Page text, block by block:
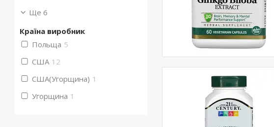
Ще 6
Країна виробник
Польща 5
США 12
США(Угорщина) 1
Угорщина 1